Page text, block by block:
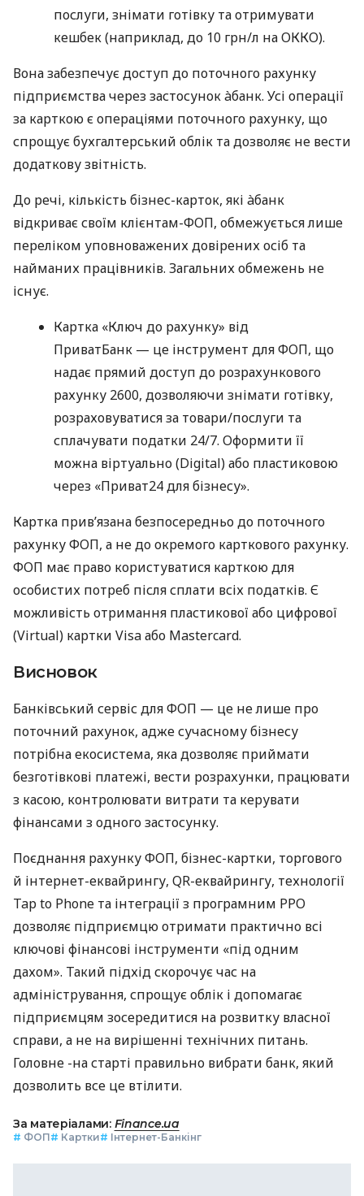
послуги, знімати готівку та отримувати
кешбек (наприклад, до 10 грн/л на ОККО).
Вона забезпечує доступ до поточного рахунку
підприємства через застосунок àбанк. Усі операції
за карткою є операціями поточного рахунку, що
спрощує бухгалтерський облік та дозволяє не вести
додаткову звітність.
До речі, кількість бізнес-карток, які àбанк
відкриває своїм клієнтам-ФОП, обмежується лише
переліком уповноважених довірених осіб та
найманих працівників. Загальних обмежень не
існує.
Картка «Ключ до рахунку» від
ПриватБанк — це інструмент для ФОП, що
надає прямий доступ до розрахункового
рахунку 2600, дозволяючи знімати готівку,
розраховуватися за товари/послуги та
сплачувати податки 24/7. Оформити її
можна віртуально (Digital) або пластиковою
через «Приват24 для бізнесу».
Картка прив’язана безпосередньо до поточного
рахунку ФОП, а не до окремого карткового рахунку.
ФОП має право користуватися карткою для
особистих потреб після сплати всіх податків. Є
можливість отримання пластикової або цифрової
(Virtual) картки Visa або Mastercard.
Висновок
Банківський сервіс для ФОП — це не лише про
поточний рахунок, адже сучасному бізнесу
потрібна екосистема, яка дозволяє приймати
безготівкові платежі, вести розрахунки, працювати
з касою, контролювати витрати та керувати
фінансами з одного застосунку.
Поєднання рахунку ФОП, бізнес-картки, торгового
й інтернет-еквайрингу, QR-еквайрингу, технології
Tap to Phone та інтеграції з програмним РРО
дозволяє підприємцю отримати практично всі
ключові фінансові інструменти «під одним
дахом». Такий підхід скорочує час на
адміністрування, спрощує облік і допомагає
підприємцям зосередитися на розвитку власної
справи, а не на вирішенні технічних питань.
Головне -на старті правильно вибрати банк, який
дозволить все це втілити.
За матеріалами: Finance.ua
# ФОП# Картки# Інтернет-Банкінг